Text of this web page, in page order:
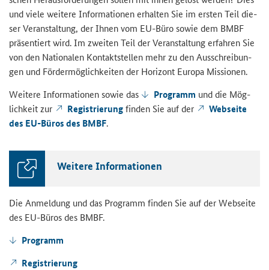
und viele wei­te­re In­for­ma­tio­nen er­hal­ten Sie im ers­ten Teil die­
ser Ver­an­stal­tung, der Ihnen vom EU-​Büro sowie dem BMBF
prä­sen­tiert wird. Im zwei­ten Teil der Ver­an­stal­tung er­fah­ren Sie
von den Na­tio­na­len Kon­takt­stel­len mehr zu den Aus­schrei­bun­
gen und För­der­mög­lich­kei­ten der Ho­ri­zont Eu­ro­pa Mis­sio­nen.
Wei­te­re In­for­ma­tio­nen sowie das
Pro­gramm und die Mög­
lich­keit zur
Re­gis­trie­rungfin­den Sie auf der
Web­sei­te
des EU-​Büros des BMBF.
Wei­te­re In­for­ma­tio­nen
Die An­mel­dung und das Pro­gramm fin­den Sie auf der Web­sei­te
des EU-​Büros des BMBF.
Pro­gramm
Re­gis­trie­rung